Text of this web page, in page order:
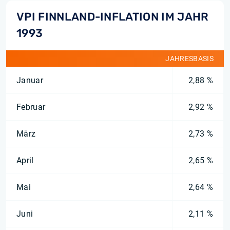
VPI FINNLAND-INFLATION IM JAHR
1993
JAHRESBASIS
Januar 2,88 %
Februar 2,92 %
März 2,73 %
April 2,65 %
Mai 2,64 %
Juni 2,11 %